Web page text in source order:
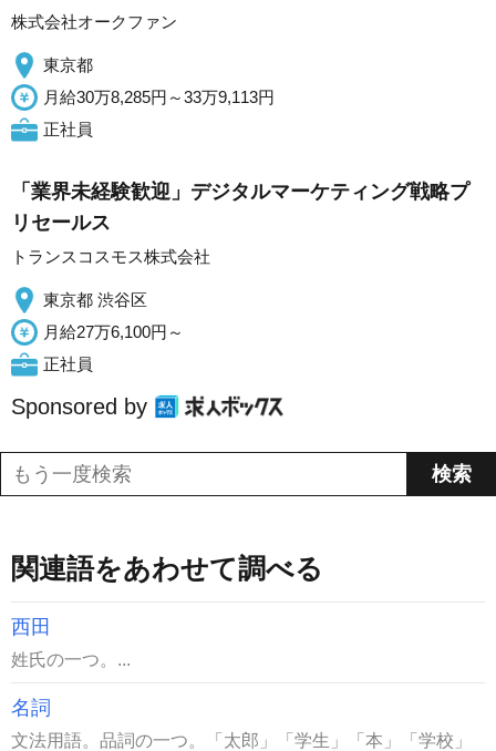
株式会社オークファン
東京都
月給30万8,285円～33万9,113円
正社員
「業界未経験歓迎」デジタルマーケティング戦略プ
リセールス
トランスコスモス株式会社
東京都 渋谷区
月給27万6,100円～
正社員
Sponsored by
関連語をあわせて調べる
西田
姓氏の一つ。...
名詞
文法用語。品詞の一つ。「太郎」「学生」「本」「学校」